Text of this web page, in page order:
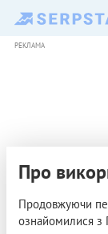
РЕКЛАМА
Про
Продовжуючи
ознайомилися з